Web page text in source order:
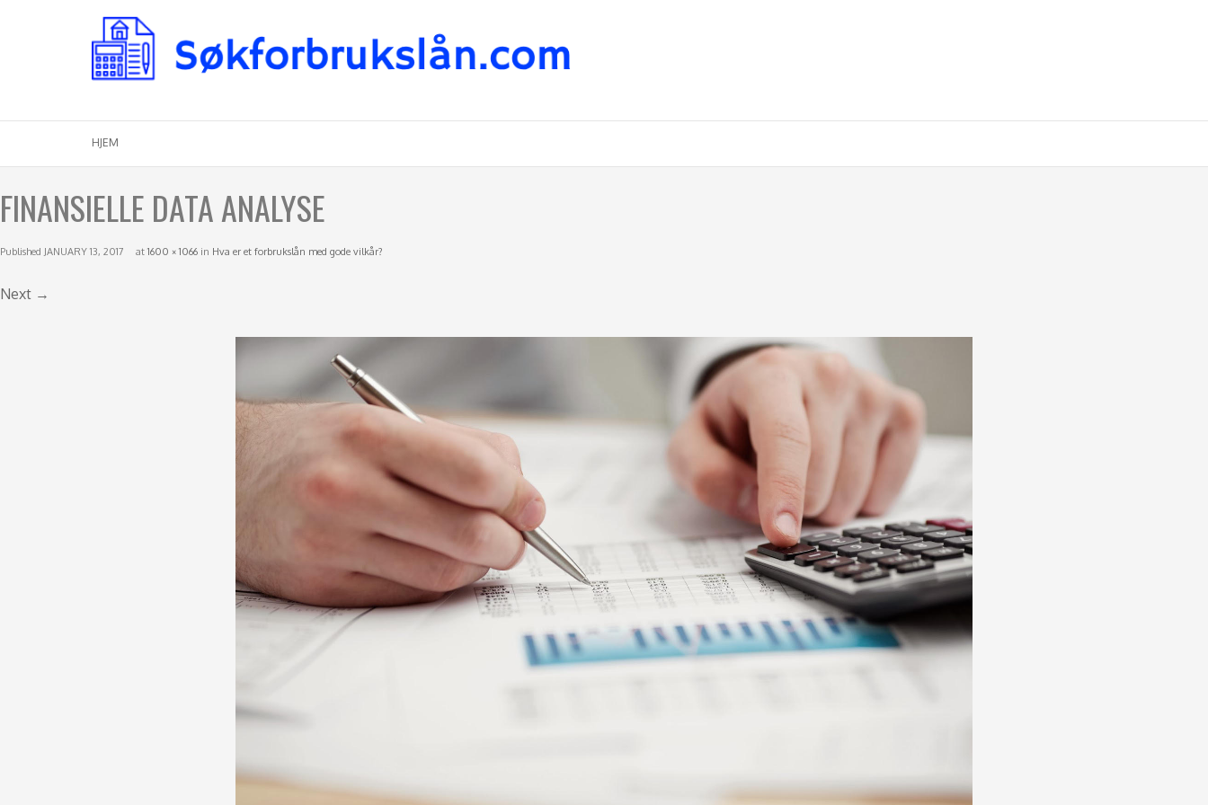
HJEM
FINANSIELLE DATA ANALYSE
Published JANUARY 13, 2017 at 1600 × 1066 in Hva er et forbrukslån med gode vilkår?
Next →